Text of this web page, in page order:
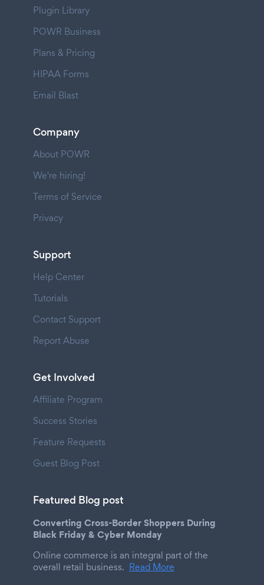
Plugin Library
POWR Business
Plans & Pricing
HIPAA Forms
Email Blast
Company
About POWR
We're hiring!
Terms of Service
Privacy
Support
Help Center
Tutorials
Contact Support
Report Abuse
Get Involved
Affiliate Program
Success Stories
Feature Requests
Guest Blog Post
Featured Blog post
Converting Cross-Border Shoppers During
Black Friday & Cyber Monday
Online commerce is an integral part of the
overall retail business. Read More